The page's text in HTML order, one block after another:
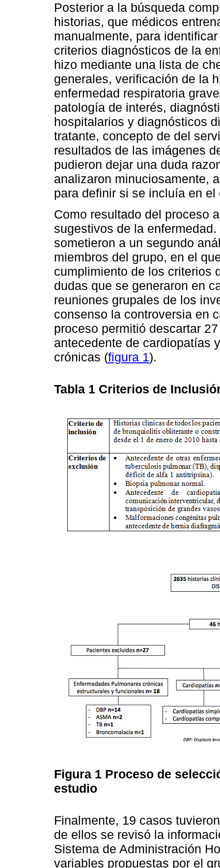
Posterior a la búsqueda
historias, que médicos
manualmente, para
criterios diagnósticos de la
hizo mediante una lista de
generales, verificación de la
enfermedad respiratoria
patología de interés,
hospitalarios y diagnósticos
tratante, concepto de del
resultados de las imágenes
pudieron dejar una duda
analizaron minuciosamente,
para definir si se incluía en
Como resultado del proceso
sugestivos de la
sometieron a un segundo
miembros del grupo, en el
cumplimiento de los criterios
dudas que se generaron en
reuniones grupales de los
consenso la controversia en
proceso permitió descartar
antecedente de cardiopatías
crónicas (figura 1).
Tabla 1 Criterios de
Figura 1 Proceso de
estudio
Finalmente, 19 casos
de ellos se revisó la
Sistema de Administración
variables propuestas por el